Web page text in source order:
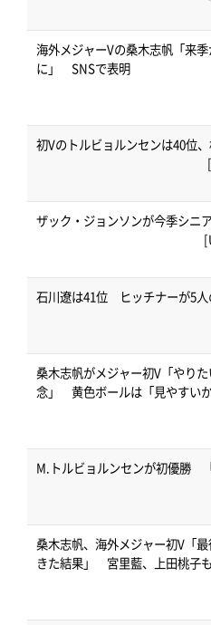
海外メジャーVの桑木志帆「来
に」 SNSで表明
初Vのトルビョルンセンは40位
ザック・ジョンソンが今季シ
石川遼は41位 ヒッチナーが5人
桑木志帆がメジャー初V「やり
念」 黄色ボールは「見やすいか
M.トルビョルンセンが初優勝
桑木志帆、海外メジャー初V「
きた結果」 宮里藍、上田桃子